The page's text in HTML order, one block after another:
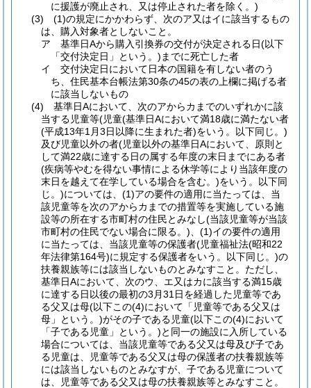
に援護が廃止され、又は停止された者を除く。)
(3) (1)の規定にかかわらず、次のア又はイに該当するもの
は、購入対象者としないこと。
ア 基準日Aから購入引換券の交付が決定される日(以下
「交付決定日」という。)までに死亡した者
イ 交付決定日において日本の国籍を有しない者のう
ち、住民基本台帳法第30条の45の表の上欄に掲げる者
に該当しないもの
(4) 基準日Aにおいて、次のアからカまでのいずれかに該
当する児童等(児童(基準日Aにおいて満18歳に満たない者
(平成13年1月3日以降に生まれた者)をいう。以下同じ。)
及び児童以外の者(児童以外の基準日Aにおいて、原則と
して満22歳に達する日の属する年度の末日までにある者
(疾病等やむを得ない事情による休学等により当該年度の
末日を越えて在学している場合を含む。)をいう。以下同
じ。)については、(1)アの要件の適用に当たっては、当
該児童等を次のアからカまでの措置等を実施している施
設等の所在する市町村の住民とみなし(当該児童等が当該
市町村の住民でない場合に限る。)、(1)イの要件の適用
に当たっては、当該児童等の保護者(児童福祉法(昭和22
年法律第164号)に規定する保護者をいう。以下同じ。)の
扶養親族等には該当しないものとみなすこと。ただし、
基準日Aにおいて、次のウ、エ又はカに該当する満15歳
に達する日以後の最初の3月31日を経過した児童等であ
る父又は母(以下この(4)において「児童等である父又は
母」という。)がその子である児童(以下この(4)において
「子である児童」という。)と同一の施設に入所している
場合については、当該児童等である父又は母及び子であ
る児童は、児童等である父又は母の保護者の扶養親族等
には該当しないものとみなすが、子である児童について
は、児童等である父又は母の扶養親族等とみなすこと。